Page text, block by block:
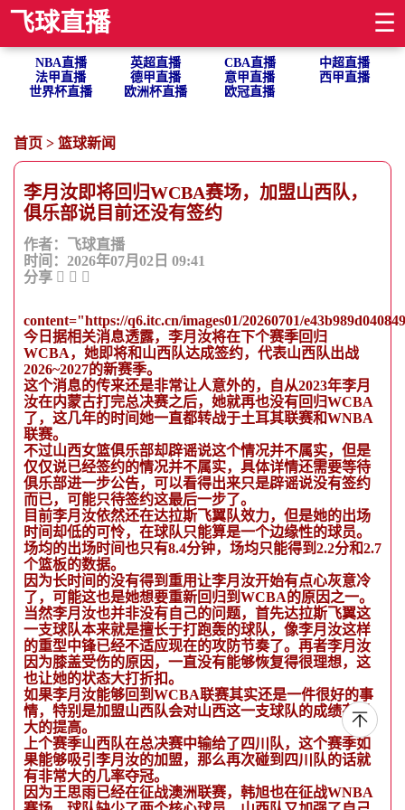
飞球直播 ☰
NBA直播 英超直播 CBA直播
中超直播
法甲直播
德甲直播 意甲直播
西甲直播
世界杯直播
欧洲杯直播 欧冠直播
首页 > 篮球新闻
李月汝即将回归WCBA赛场，加盟山西队，
俱乐部说目前还没有签约
作者：飞球直播
时间：2026年07月02日 09:41
分享
content="https://q6.itc.cn/images01/20260701/
今日据相关消息透露，李月汝将在下个赛季回归
WCBA，她即将和山西队达成签约，代表山西队出战
2026~2027的新赛季。
这个消息的传来还是非常让人意外的，自从2023年李月
汝在内蒙古打完总决赛之后，她就再也没有回归WCBA
了，这几年的时间她一直都转战于土耳其联赛和WNBA
联赛。
不过山西女篮俱乐部却辟谣说这个情况并不属实，但是
仅仅说已经签约的情况并不属实，具体详情还需要等待
俱乐部进一步公告，可以看得出来只是辟谣说没有签约
而已，可能只待签约这最后一步了。
目前李月汝依然还在达拉斯飞翼队效力，但是她的出场
时间却低的可怜，在球队只能算是一个边缘性的球员。
场均的出场时间也只有8.4分钟，场均只能得到2.2分和2.7
个篮板的数据。
因为长时间的没有得到重用让李月汝开始有点心灰意冷
了，可能这也是她想要重新回归到WCBA的原因之一。
当然李月汝也并非没有自己的问题，首先达拉斯飞翼这
一支球队本来就是擅长于打跑轰的球队，像李月汝这样
的重型中锋已经不适应现在的攻防节奏了。再者李月汝
因为膝盖受伤的原因，一直没有能够恢复得很理想，这
也让她的状态大打折扣。
如果李月汝能够回到WCBA联赛其实还是一件很好的事
情，特别是加盟山西队会对山西这一支球队的成绩有很
大的提高。
上个赛季山西队在总决赛中输给了四川队，这个赛季如
果能够吸引李月汝的加盟，那么再次碰到四川队的话就
有非常大的几率夺冠。
因为王思雨已经在征战澳洲联赛，韩旭也在征战WNBA